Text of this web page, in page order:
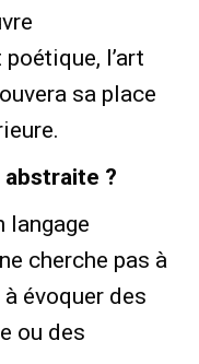
l’art
sa place
abstraite ?
langage
cherche pas à
évoquer des
ou des